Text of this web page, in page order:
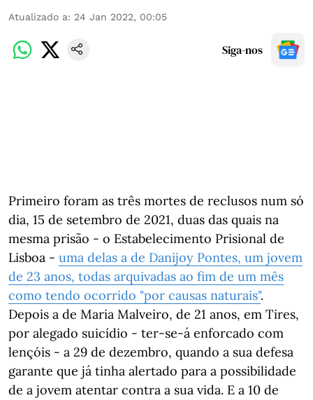
Atualizado a: 24 Jan 2022, 00:05
Siga-nos
Primeiro foram as três mortes de reclusos num só
dia, 15 de setembro de 2021, duas das quais na
mesma prisão - o Estabelecimento Prisional de
Lisboa - uma delas a de Danijoy Pontes, um jovem
de 23 anos, todas arquivadas ao fim de um mês
como tendo ocorrido "por causas naturais".
Depois a de Maria Malveiro, de 21 anos, em Tires,
por alegado suicídio - ter-se-á enforcado com
lençóis - a 29 de dezembro, quando a sua defesa
garante que já tinha alertado para a possibilidade
de a jovem atentar contra a sua vida. E a 10 de